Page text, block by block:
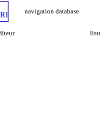
navigation database